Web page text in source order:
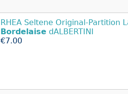
RHEA Seltene Original-Partition
Bordelaise dALBERTINI
€7.00